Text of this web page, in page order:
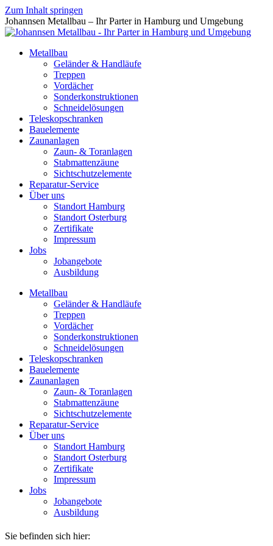
Zum Inhalt springen
Johannsen Metallbau – Ihr Parter in Hamburg und Umgebung
Metallbau
Geländer & Handläufe
Treppen
Vordächer
Sonderkonstruktionen
Schneidelösungen
Teleskopschranken
Bauelemente
Zaunanlagen
Zaun- & Toranlagen
Stabmattenzäune
Sichtschutzelemente
Reparatur-Service
Über uns
Standort Hamburg
Standort Osterburg
Zertifikate
Impressum
Jobs
Jobangebote
Ausbildung
Metallbau
Geländer & Handläufe
Treppen
Vordächer
Sonderkonstruktionen
Schneidelösungen
Teleskopschranken
Bauelemente
Zaunanlagen
Zaun- & Toranlagen
Stabmattenzäune
Sichtschutzelemente
Reparatur-Service
Über uns
Standort Hamburg
Standort Osterburg
Zertifikate
Impressum
Jobs
Jobangebote
Ausbildung
Sie befinden sich hier: